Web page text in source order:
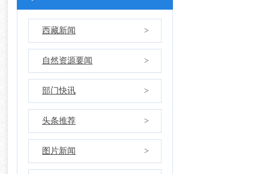
西藏新闻 >
自然资源要闻 >
部门快讯 >
头条推荐 >
图片新闻 >